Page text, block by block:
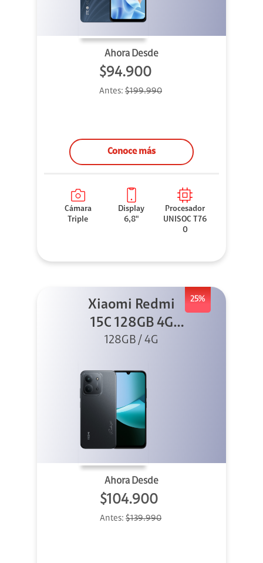
Ahora Desde
$94.900
Antes: $199.990
Conoce más
Cámara
Triple
Display
6,8"
Procesador
UNISOC T76
0
25%
Xiaomi Redmi
15C 128GB 4G
Negro
128GB / 4G
Ahora Desde
$104.900
Antes: $139.990